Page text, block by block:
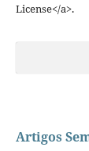
License</a>.
Artigos